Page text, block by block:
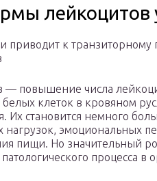
лейкоцитов
приводит к
— повышение числа
белых клеток в кровяном
Их становится немного
нагрузок, эмоциональных
пищи. Но значительный
процесса в